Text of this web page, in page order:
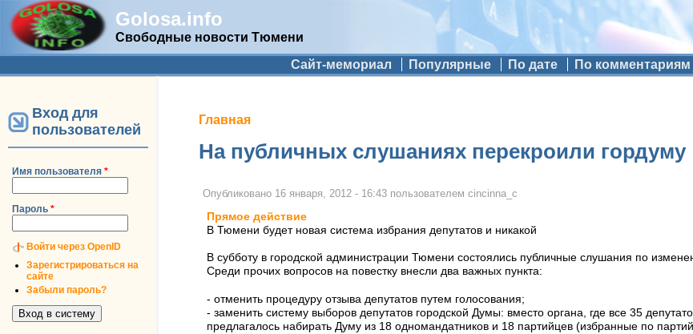
Golosa.info
Свободные новости Тюмени
Дополнительное меню Сайт-мемориал Популярные По дате По комментариям
Вход для
пользователей
Имя пользователя *
Пароль *
Войти через OpenID
Зарегистрироваться на
сайте
Забыли пароль?
Вы здесь
Главная
На публичных слушаниях перекроили гордуму
Опубликовано 16 января, 2012 - 16:43 пользователем cincinna_c
Прямое действие
В Тюмени будет новая система избрания депутатов и никакой
В субботу в городской администрации Тюмени состоялись публичные слушания по
Среди прочих вопросов на повестку внесли два важных пункта:
- отменить процедуру отзыва депутатов путем голосования;
- заменить систему выборов депутатов городской Думы: вместо органа, где все 35
предлагалось набирать Думу из 18 одномандатников и 18 партийцев (избранные по